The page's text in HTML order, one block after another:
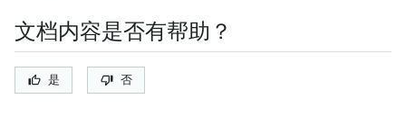
文档内容是否有帮助？
是 否